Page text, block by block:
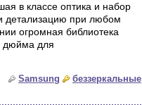
в классе оптика и набор
детализацию при любом
огромная библиотека
дюйма для
Samsung беззеркальные